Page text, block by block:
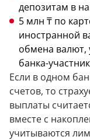
депозитам в
5 млн ₸ по
иностранной
обмена валют,
банка-
Если в одном
счетов, то
выплаты
вместе с
учитываются